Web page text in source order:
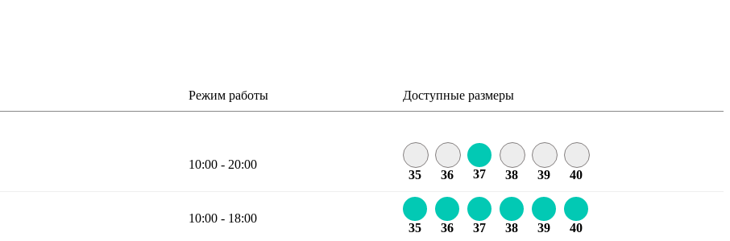
Режим работы Доступные размеры
10:00 - 20:00
35 36 37 38 39 40
10:00 - 18:00
35 36 37 38 39 40